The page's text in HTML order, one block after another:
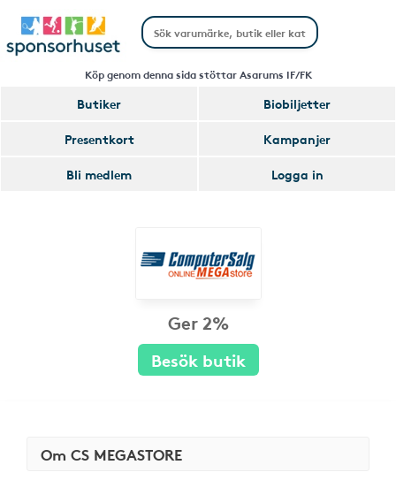
Köp genom denna sida stöttar Asarums IF/FK
Butiker
Biobiljetter
Presentkort
Kampanjer
Bli medlem
Logga in
Ger 2%
Besök butik
Om CS MEGASTORE